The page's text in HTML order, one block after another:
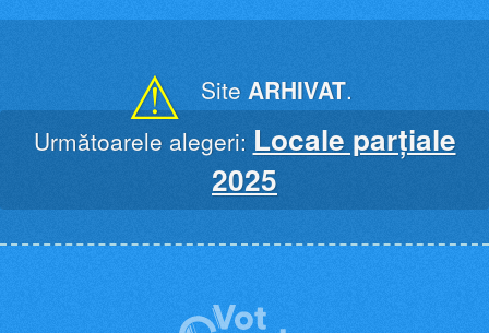
⚠ Site ARHIVAT.
Următoarele alegeri: Locale parțiale
2025